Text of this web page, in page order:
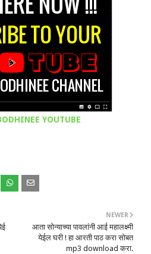
YOUTUBE
NEWER
आता सोन्याच्या पावलांनी आई महालक्ष्मी
येईल घरी ! हा आरती पाठ करा सोबत
mp3 download करा.